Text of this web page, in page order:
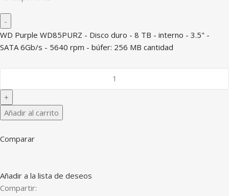
WD Purple WD85PURZ - Disco duro - 8 TB - interno - 3.5" -
SATA 6Gb/s - 5640 rpm - búfer: 256 MB cantidad
Añadir al carrito
Comparar
Añadir a la lista de deseos
Compartir: